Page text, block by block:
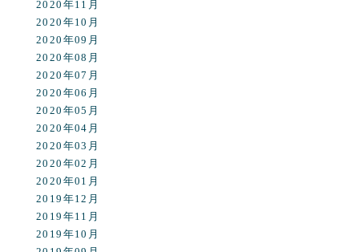
2020年11月
2020年10月
2020年09月
2020年08月
2020年07月
2020年06月
2020年05月
2020年04月
2020年03月
2020年02月
2020年01月
2019年12月
2019年11月
2019年10月